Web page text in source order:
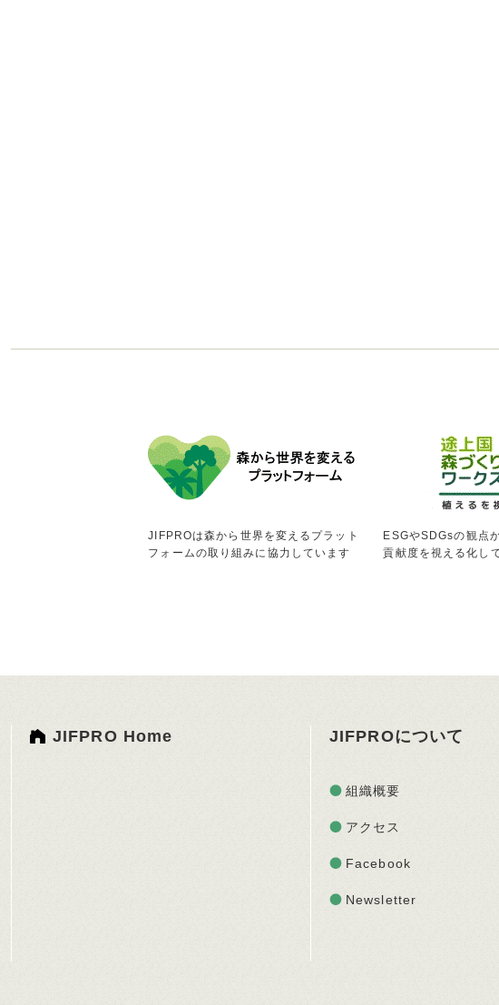
JIFPROは森から世界を変えるプラット
フォームの取り組みに協力しています
ESGやSDGsの観点
貢献度を視える化し
JIFPRO Home JIFPROについて
組織概要
アクセス
Facebook
Newsletter